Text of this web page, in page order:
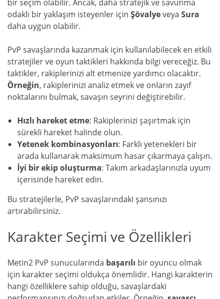
bir seçim olabilir. Ancak, daha stratejik ve savunma
odaklı bir yaklaşım isteyenler için Şövalyeveya Sura
daha uygun olabilir.
PvP savaşlarında kazanmak için kullanılabilecek en etkili
stratejiler ve oyun taktikleri hakkında bilgi vereceğiz. Bu
taktikler, rakiplerinizi alt etmenize yardımcı olacaktır.
Örneğin, rakiplerinizi analiz etmek ve onların zayıf
noktalarını bulmak, savaşın seyrini değiştirebilir.
Hızlı hareket etme: Rakiplerinizi şaşırtmak için
sürekli hareket halinde olun.
Yetenek kombinasyonları: Farklı yetenekleri bir
arada kullanarak maksimum hasar çıkarmaya çalışın.
İyi bir ekip oluşturma: Takım arkadaşlarınızla uyum
içerisinde hareket edin.
Bu stratejilerle, PvP savaşlarındaki şansınızı
artırabilirsiniz.
Karakter Seçimi ve Özellikleri
Metin2 PvP sunucularında başarılı bir oyuncu olmak
için karakter seçimi oldukça önemlidir. Hangi karakterin
hangi özelliklere sahip olduğu, savaşlardaki